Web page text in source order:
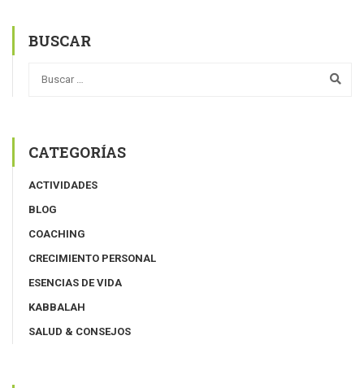
BUSCAR
CATEGORÍAS
ACTIVIDADES
BLOG
COACHING
CRECIMIENTO PERSONAL
ESENCIAS DE VIDA
KABBALAH
SALUD & CONSEJOS